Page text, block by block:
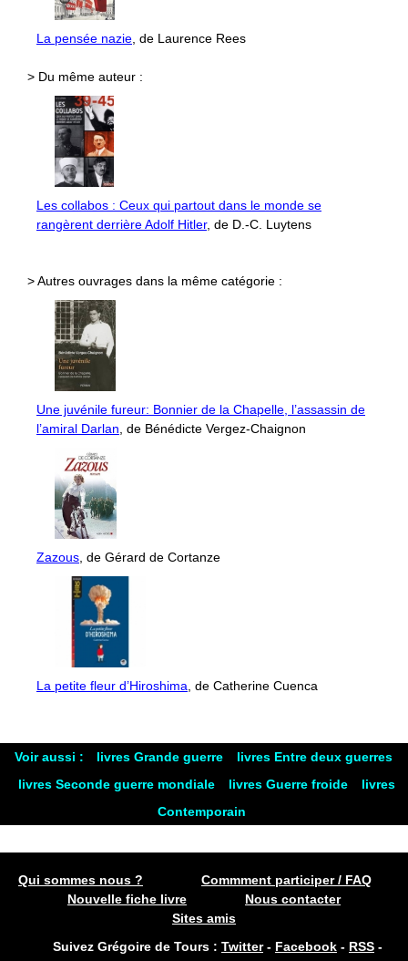
La pensée nazie , de Laurence Rees
> Du même auteur :
Les collabos : Ceux qui partout dans le monde se
rangèrent derrière Adolf Hitler, de D.-C. Luytens
> Autres ouvrages dans la même catégorie :
Une juvénile fureur: Bonnier de la Chapelle, l’assassin de
l’amiral Darlan , de Bénédicte Vergez-Chaignon
Zazous , de Gérard de Cortanze
La petite fleur d’Hiroshima , de Catherine Cuenca
Voir aussi : livres Grande guerre
livres Entre deux guerres
livres Seconde guerre mondiale
livres Guerre froide
livres
Contemporain
Qui sommes nous ?
Commment participer / FAQ
Nouvelle fiche livre
Nous contacter
Sites amis
Suivez Grégoire de Tours : Twitter- Facebook - RSS -